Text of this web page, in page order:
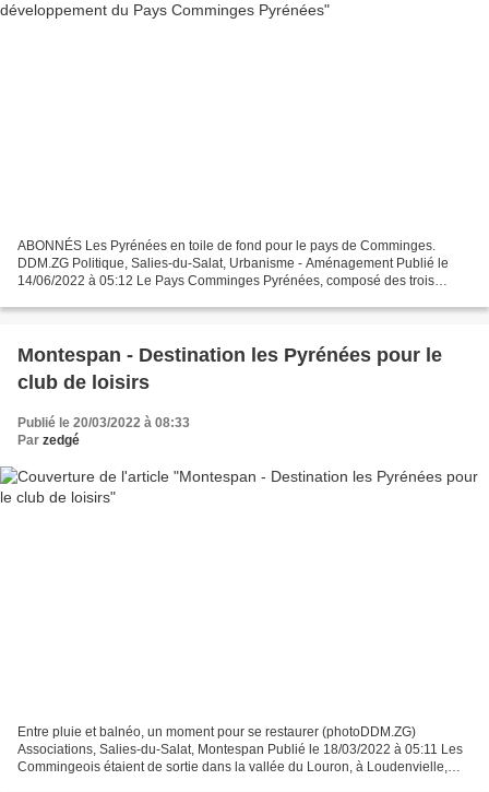
ABONNÉS Les Pyrénées en toile de fond pour le pays de Comminges.
DDM.ZG Politique, Salies-du-Salat, Urbanisme - Aménagement Publié le
14/06/2022 à 05:12 Le Pays Comminges Pyrénées, composé des trois
Montespan - Destination les Pyrénées pour le
club de loisirs
Publié le 20/03/2022 à 08:33
Par zedgé
Entre pluie et balnéo, un moment pour se restaurer (photoDDM.ZG)
Associations, Salies-du-Salat, Montespan Publié le 18/03/2022 à 05:11 Les
Commingeois étaient de sortie dans la vallée du Louron, à Loudenvielle,